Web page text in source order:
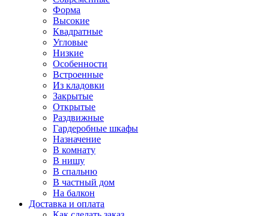
Форма
Высокие
Квадратные
Угловые
Низкие
Особенности
Встроенные
Из кладовки
Закрытые
Открытые
Раздвижные
Гардеробные шкафы
Назначение
В комнату
В нишу
В спальню
В частный дом
На балкон
Доставка и оплата